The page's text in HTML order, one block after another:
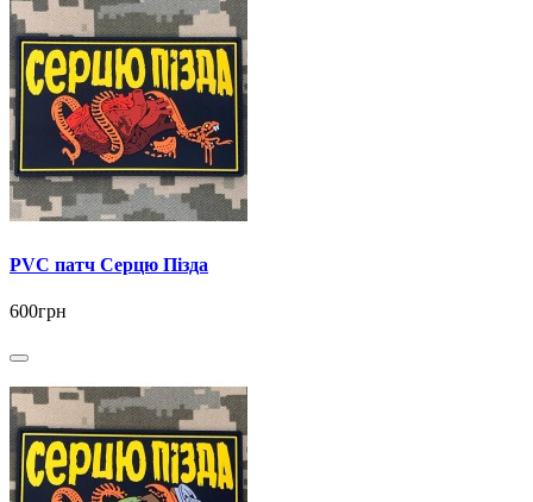
PVC патч Серцю Пізда
600грн